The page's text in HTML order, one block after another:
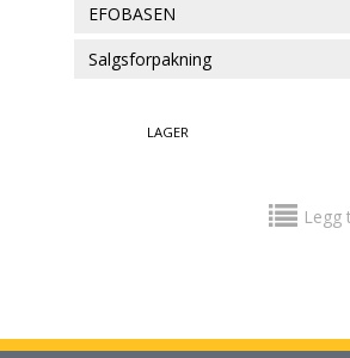
EFOBASEN
Salgsforpakning
LAGER
Legg